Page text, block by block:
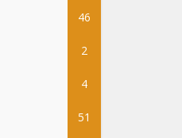
46
2
4
51